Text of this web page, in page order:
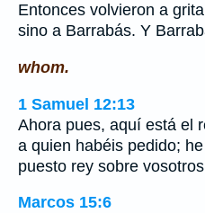
Entonces volvieron a
sino a Barrabás. Y
whom.
1 Samuel 12:13
Ahora pues, aquí está el
a quien habéis pedido;
puesto rey sobre
Marcos 15:6